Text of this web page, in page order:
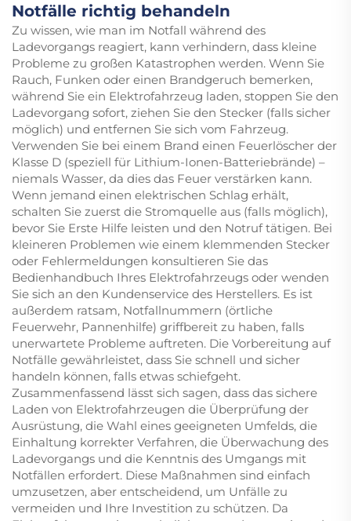
Notfälle richtig behandeln
Zu wissen, wie man im Notfall während des
Ladevorgangs reagiert, kann verhindern, dass kleine
Probleme zu großen Katastrophen werden. Wenn Sie
Rauch, Funken oder einen Brandgeruch bemerken,
während Sie ein Elektrofahrzeug laden, stoppen Sie den
Ladevorgang sofort, ziehen Sie den Stecker (falls sicher
möglich) und entfernen Sie sich vom Fahrzeug.
Verwenden Sie bei einem Brand einen Feuerlöscher der
Klasse D (speziell für Lithium-Ionen-Batteriebrände) –
niemals Wasser, da dies das Feuer verstärken kann.
Wenn jemand einen elektrischen Schlag erhält,
schalten Sie zuerst die Stromquelle aus (falls möglich),
bevor Sie Erste Hilfe leisten und den Notruf tätigen. Bei
kleineren Problemen wie einem klemmenden Stecker
oder Fehlermeldungen konsultieren Sie das
Bedienhandbuch Ihres Elektrofahrzeugs oder wenden
Sie sich an den Kundenservice des Herstellers. Es ist
außerdem ratsam, Notfallnummern (örtliche
Feuerwehr, Pannenhilfe) griffbereit zu haben, falls
unerwartete Probleme auftreten. Die Vorbereitung auf
Notfälle gewährleistet, dass Sie schnell und sicher
handeln können, falls etwas schiefgeht.
Zusammenfassend lässt sich sagen, dass das sichere
Laden von Elektrofahrzeugen die Überprüfung der
Ausrüstung, die Wahl eines geeigneten Umfelds, die
Einhaltung korrekter Verfahren, die Überwachung des
Ladevorgangs und die Kenntnis des Umgangs mit
Notfällen erfordert. Diese Maßnahmen sind einfach
umzusetzen, aber entscheidend, um Unfälle zu
vermeiden und Ihre Investition zu schützen. Da